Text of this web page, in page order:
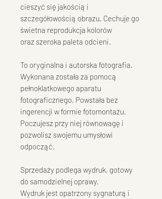
cieszyć się jakością i
szczegółowością obrazu. Cechuje go
świetna reprodukcja kolorów
oraz szeroka paleta odcieni.
To oryginalna i autorska fotografia.
Wykonana została za pomocą
pełnoklatkowego aparatu
fotograficznego. Powstała bez
ingerencji w formie fotomontażu.
Poczujesz przy niej równowagę i
pozwolisz swojemu umysłowi
odpocząć.
Sprzedaży podlega wydruk, gotowy
do samodzielnej oprawy.
Wydruk jest opatrzony sygnaturą i